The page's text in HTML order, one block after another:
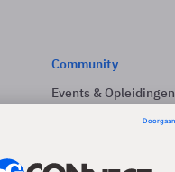
Community
Events & Opleidingen